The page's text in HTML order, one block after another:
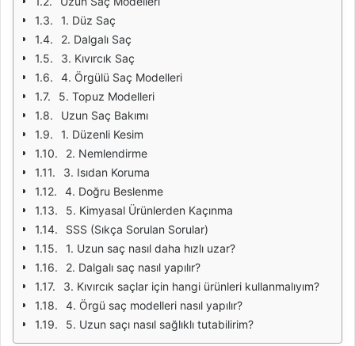
1. Düz Saç
2. Dalgalı Saç
3. Kıvırcık Saç
4. Örgülü Saç Modelleri
5. Topuz Modelleri
Uzun Saç Bakımı
1. Düzenli Kesim
2. Nemlendirme
3. Isıdan Koruma
4. Doğru Beslenme
5. Kimyasal Ürünlerden Kaçınma
SSS (Sıkça Sorulan Sorular)
1. Uzun saç nasıl daha hızlı uzar?
2. Dalgalı saç nasıl yapılır?
3. Kıvırcık saçlar için hangi ürünleri kullanmalıyım?
4. Örgü saç modelleri nasıl yapılır?
5. Uzun saçı nasıl sağlıklı tutabilirim?